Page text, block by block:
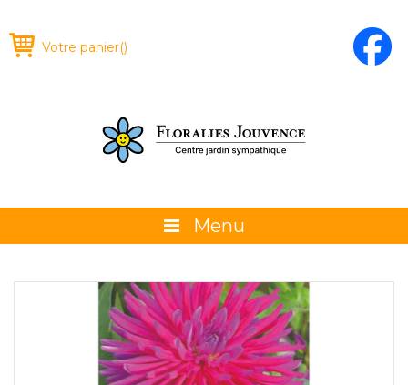
Votre panier()
Menu
La boutique
Promotions et évènements
Conseils